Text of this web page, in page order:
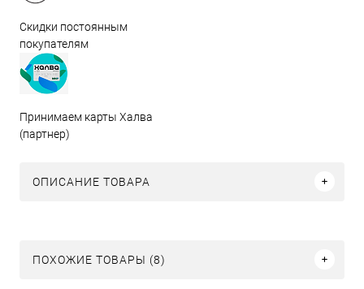
Скидки постоянным
покупателям
Принимаем карты Халва
(партнер)
ОПИСАНИЕ ТОВАРА
ПОХОЖИЕ ТОВАРЫ (8)